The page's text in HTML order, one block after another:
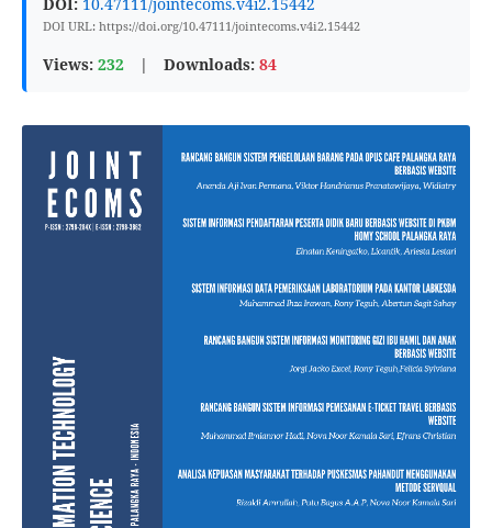
DOI URL: https://doi.org/10.47111/jointecoms.v4i2.15442
Views: 232 | Downloads: 84